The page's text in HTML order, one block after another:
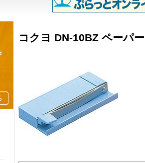
コクヨ DN-10BZ ペーパ